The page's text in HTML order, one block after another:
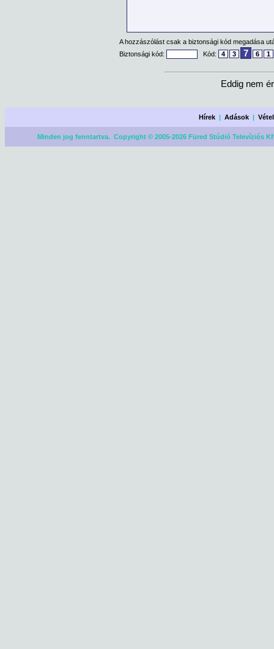
A hozzászólást csak a biztonsági kód megadása
Biztonsági kód:
Kód: 4 3 7 6 1
Eddig nem
Hírek |Adások |
Minden jog fenntartva. Copyright © 2005-2026 Füred Stúdió Televíziós